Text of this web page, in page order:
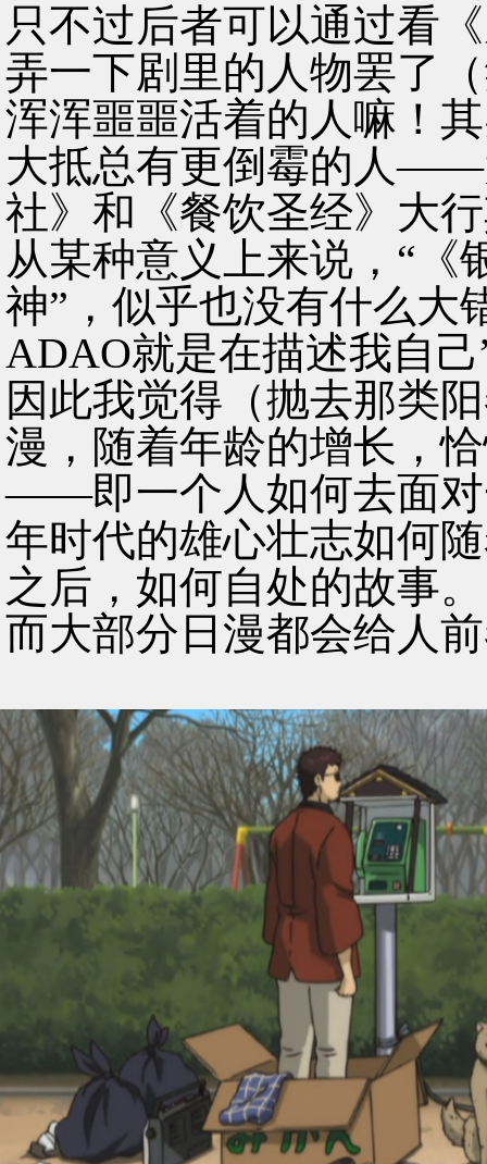
只不过后者可以通过看
弄一下剧里的人物罢了
浑浑噩噩活着的人嘛！
大抵总有更倒霉的人——
社》和《餐饮圣经》大
从某种意义上来说，“《
神”，似乎也没有什么大
ADAO就是在描述我自己
因此我觉得（抛去那类
漫，随着年龄的增长，
——即一个人如何去面对
年时代的雄心壮志如何
之后，如何自处的故事。
而大部分日漫都会给人